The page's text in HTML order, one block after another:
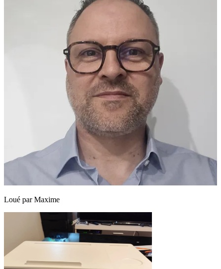
Loué parMaxime